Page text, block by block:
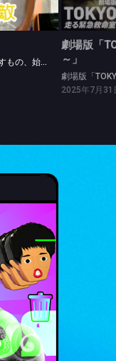
第４話 「かわいい」で得るもの、失くすもの、始まる♥もの
劇場版「
～」
劇場版「
2025年7月31